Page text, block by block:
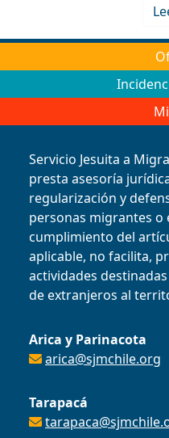
Servicio Jesuita a
presta asesoría
regularización y
personas migrantes o
cumplimiento del
aplicable, no facilita,
actividades
de extranjeros al
Arica y Parinacota
arica@sjmchile.org
Tarapacá